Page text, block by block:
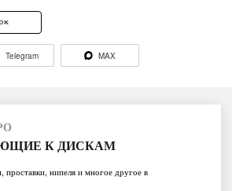
Telegram MAX
К ДИСКАМ
проставки, нипеля и многое другое в